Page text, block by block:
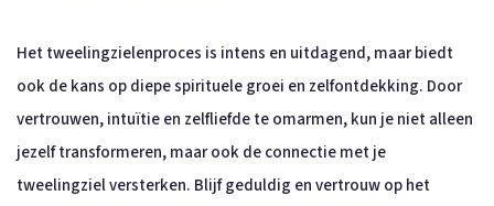
Het tweelingzielenproces is intens en uitdagend, maar biedt
ook de kans op diepe spirituele groei en zelfontdekking. Door
vertrouwen, intuïtie en zelfliefde te omarmen, kun je niet alleen
jezelf transformeren, maar ook de connectie met je
tweelingziel versterken. Blijf geduldig en vertrouw op het